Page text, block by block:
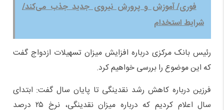
فوری/ آموزش و پرورش نیروی جدید جذب می‌کند/
شرایط استخدام
رئیس‌ بانک مرکزی درباره افزایش میزان تسهیلات ازدواج گفت
که این موضوع را بررسی خواهیم کرد.
فرزین درباره کاهش رشد نقدینگی تا پایان سال گفت: ابتدای
سال اعلام کردیم که درباره میزان نقدینگی، نرخ ۲۵ درصد